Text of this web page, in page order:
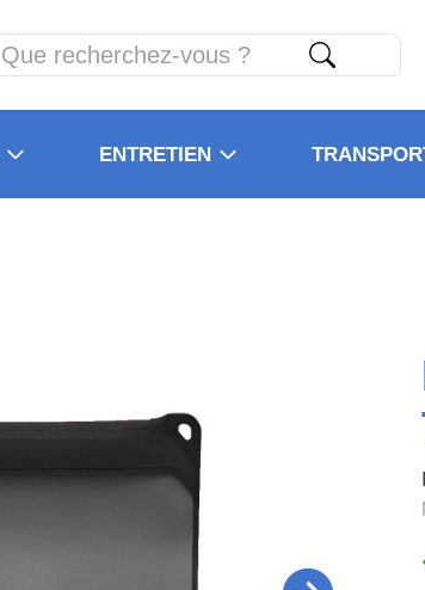
ENTRETIEN